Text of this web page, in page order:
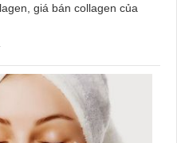
giá bán collagen của